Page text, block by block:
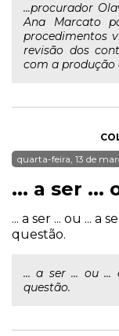
...procurador
Ana Marcato
procedimentos
revisão dos
com a produção
quarta-feira, 13 de
... a ser ...
... a ser ... ou ... a
questão.
... a ser ... ou ...
questão.